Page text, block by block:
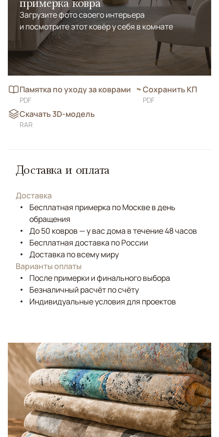
Загрузите фото своего интерьера
и посмотрите этот ковёр у себя в комнате
Памятка по уходу за коврами
PDF
Сохранить КП
PDF
Скачать 3D-модель
RAR
Доставка и оплата
Доставка
Бесплатная примерка по Москве в день
обращения
До 50 ковров — у вас дома в течение 48 часов
Бесплатная доставка по России
Доставка по всему миру
Варианты оплаты
После примерки и финального выбора
Безналичный расчёт по счёту
Индивидуальные условия для проектов